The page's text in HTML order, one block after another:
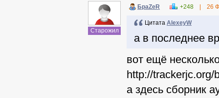
Старожил
БраZеR +248 26
Цитата AlexeyW
а в последнее
вот ещё
http://
а здесь сборник